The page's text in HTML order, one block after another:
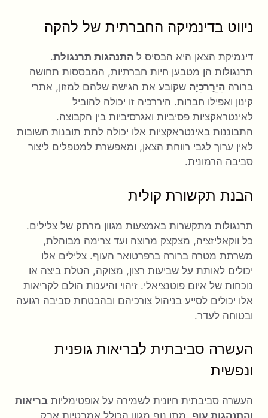
ניווט בדינמיקה החברתית של להקה
דינמיקת הצאן היא הבסיס ל התנהגות תרנגולת.
תרנגולות הן מטבען חיות חברתיות, המבססות תחושה
ברורה הִיֵרַרכִיָה שקובע את הגישה שלהם למזון, אתרי
קינון ואפילו חברות. היררכיה זו יכולה להוביל
לאינטראקציות פסיביות ואגרסיביות בין הקבוצה.
התבוננות באינטראקציות אלו יכולה לתת תובנות חשובות
לאין ערוך לגבי רווחת הצאן, ומאפשרת למטפלים ליצור
סביבה הרמונית.
הבנת תקשורת קולית
תרנגולות מתקשרות באמצעות מגוון מרתק של צלילים.
כל ווקאליזציה, מצקצק מרוצה ועד צרימה מבוהלת,
משרתת מטרה ברורה ברפרטואר העוף. צלילים אלו
יכולים לאותת על שביעות רצון, מצוקה, הטלת ביצה או
נוכחות של איום פוטנציאלי. זיהוי והיענות הולם לקריאות
אלו יכולים לסייע בניהול צורכיהם ובהבטחת סביבה רגועה
ובטוחה לעדר.
העשרה סביבתית לבריאות גופנית
ונפשית
העשרה סביבתית חיונית לשמירה על אופטימליות בריאות